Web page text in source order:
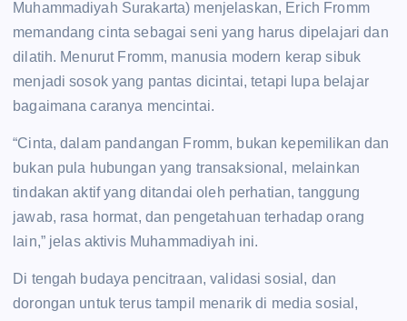
Muhammadiyah Surakarta) menjelaskan, Erich Fromm
memandang cinta sebagai seni yang harus dipelajari dan
dilatih. Menurut Fromm, manusia modern kerap sibuk
menjadi sosok yang pantas dicintai, tetapi lupa belajar
bagaimana caranya mencintai.
“Cinta, dalam pandangan Fromm, bukan kepemilikan dan
bukan pula hubungan yang transaksional, melainkan
tindakan aktif yang ditandai oleh perhatian, tanggung
jawab, rasa hormat, dan pengetahuan terhadap orang
lain,” jelas aktivis Muhammadiyah ini.
Di tengah budaya pencitraan, validasi sosial, dan
dorongan untuk terus tampil menarik di media sosial,